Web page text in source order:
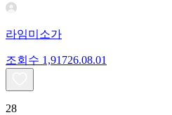
라임미소가
조회수 1,91726.08.01
28